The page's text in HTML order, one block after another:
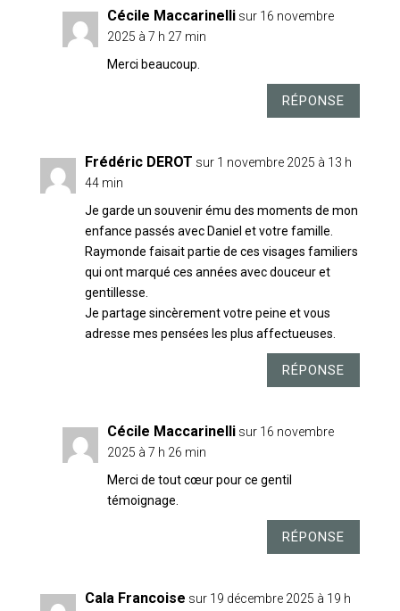
Cécile Maccarinelli sur 16 novembre
2025 à 7 h 27 min
Merci beaucoup.
RÉPONSE
Frédéric DEROT sur 1 novembre 2025 à 13 h
44 min
Je garde un souvenir ému des moments de mon
enfance passés avec Daniel et votre famille.
Raymonde faisait partie de ces visages familiers
qui ont marqué ces années avec douceur et
gentillesse.
Je partage sincèrement votre peine et vous
adresse mes pensées les plus affectueuses.
RÉPONSE
Cécile Maccarinelli sur 16 novembre
2025 à 7 h 26 min
Merci de tout cœur pour ce gentil
témoignage.
RÉPONSE
Cala Francoise sur 19 décembre 2025 à 19 h